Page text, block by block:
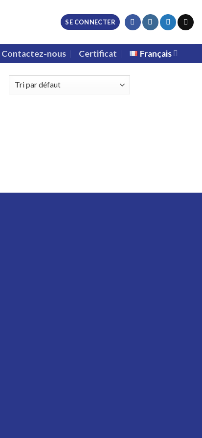
SE CONNECTER
Contactez-nous Certificat Français